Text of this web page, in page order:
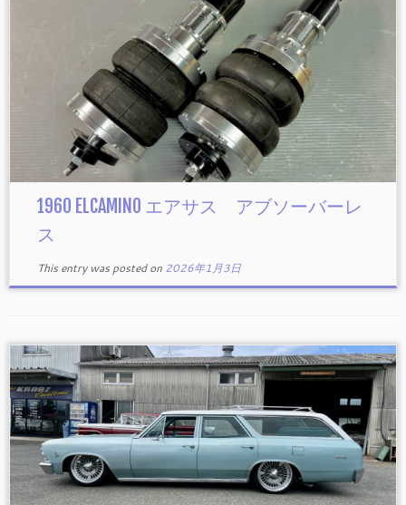
1960 ELCAMINO エアサス アブソーバーレ
ス
This entry was posted on 2026年1月3日